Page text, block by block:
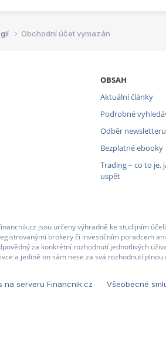
Obchodní účet vymazán
OBSAH
Aktuální články
Podrobné
Odběr newsletteru
Bezplatné ebooky
Trading – co to je,
uspět
jsou určeny výhradně ke studijním
brokery či investičním poradcem
za konkrétní rozhodnutí jednotlivých
a jedině on sám nese za svá rozhodnutí
na serveru Financnik.cz Všeobecné